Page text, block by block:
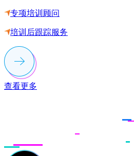
专项培训顾问
培训后跟踪服务
查看更多